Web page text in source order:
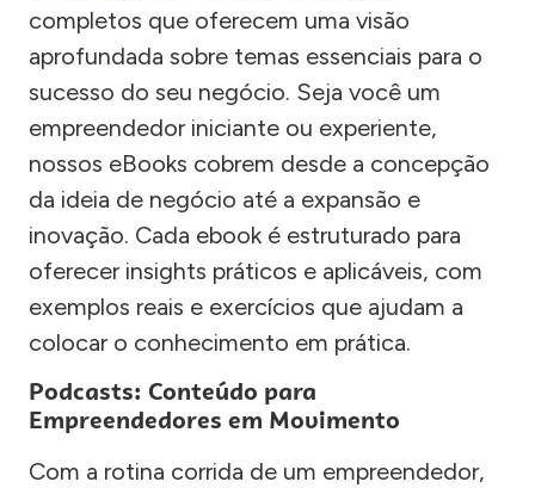
completos que oferecem uma visão
aprofundada sobre temas essenciais para o
sucesso do seu negócio. Seja você um
empreendedor iniciante ou experiente,
nossos eBooks cobrem desde a concepção
da ideia de negócio até a expansão e
inovação. Cada ebook é estruturado para
oferecer insights práticos e aplicáveis, com
exemplos reais e exercícios que ajudam a
colocar o conhecimento em prática.
Podcasts: Conteúdo para
Empreendedores em Movimento
Com a rotina corrida de um empreendedor,